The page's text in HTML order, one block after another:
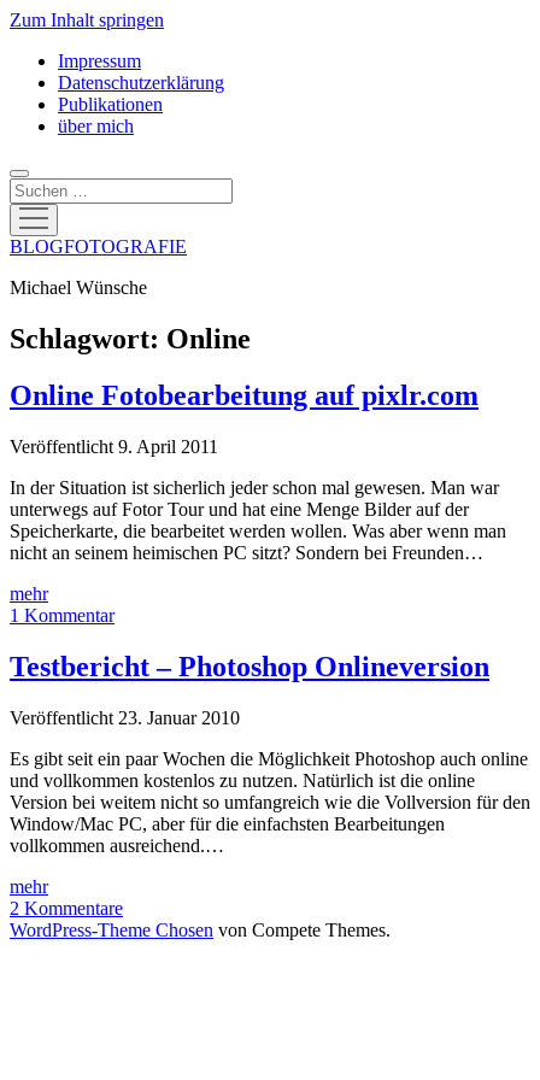
Zum Inhalt springen
Impressum
Datenschutzerklärung
Publikationen
über mich
Suchen
Menü
öffnen
BLOGFOTOGRAFIE
Michael Wünsche
Schlagwort: Online
Online Fotobearbeitung auf pixlr.com
Veröffentlicht 9. April 2011
In der Situation ist sicherlich jeder schon mal gewesen. Man war
unterwegs auf Fotor Tour und hat eine Menge Bilder auf der
Speicherkarte, die bearbeitet werden wollen. Was aber wenn man
nicht an seinem heimischen PC sitzt? Sondern bei Freunden…
mehrOnline
Fotobearbeitung
pixlr.com
1 Kommentar
Testbericht – Photoshop Onlineversion
Veröffentlicht 23. Januar 2010
Es gibt seit ein paar Wochen die Möglichkeit Photoshop auch online
und vollkommen kostenlos zu nutzen. Natürlich ist die online
Version bei weitem nicht so umfangreich wie die Vollversion für den
Window/Mac PC, aber für die einfachsten Bearbeitungen
vollkommen ausreichend.…
mehrTestbericht
–
Photoshop
2 Kommentare
WordPress-Theme Chosen von Compete Themes.